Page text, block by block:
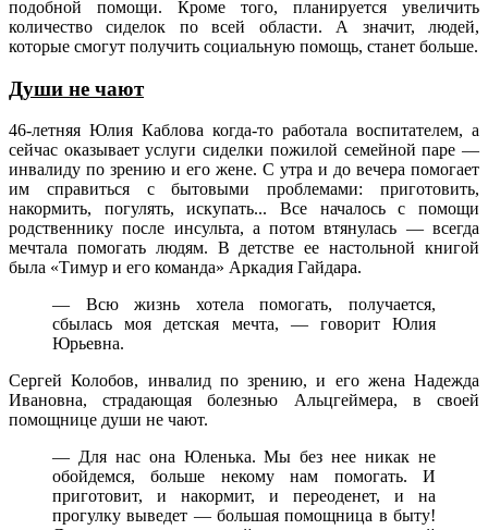
подобной помощи. Кроме того, планируется увеличить
количество сиделок по всей области. А значит, людей,
которые смогут получить социальную помощь, станет больше.
Души не чают
46-летняя Юлия Каблова когда-то работала воспитателем, а
сейчас оказывает услуги сиделки пожилой семейной паре —
инвалиду по зрению и его жене. С утра и до вечера помогает
им справиться с бытовыми проблемами: приготовить,
накормить, погулять, искупать... Все началось с помощи
родственнику после инсульта, а потом втянулась — всегда
мечтала помогать людям. В детстве ее настольной книгой
была «Тимур и его команда» Аркадия Гайдара.
— Всю жизнь хотела помогать, получается,
сбылась моя детская мечта, — говорит Юлия
Юрьевна.
Сергей Колобов, инвалид по зрению, и его жена Надежда
Ивановна, страдающая болезнью Альцгеймера, в своей
помощнице души не чают.
— Для нас она Юленька. Мы без нее никак не
обойдемся, больше некому нам помогать. И
приготовит, и накормит, и переоденет, и на
прогулку выведет — большая помощница в быту!